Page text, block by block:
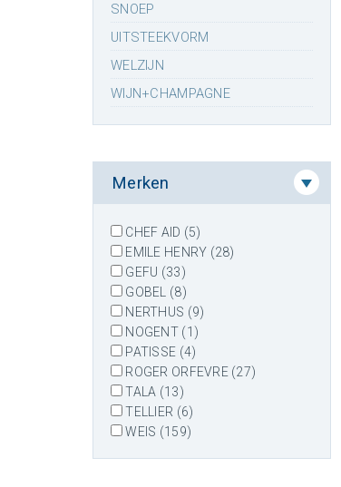
SNOEP
UITSTEEKVORM
WELZIJN
WIJN+CHAMPAGNE
Merken
CHEF AID (5)
EMILE HENRY (28)
GEFU (33)
GOBEL (8)
NERTHUS (9)
NOGENT (1)
PATISSE (4)
ROGER ORFEVRE (27)
TALA (13)
TELLIER (6)
WEIS (159)